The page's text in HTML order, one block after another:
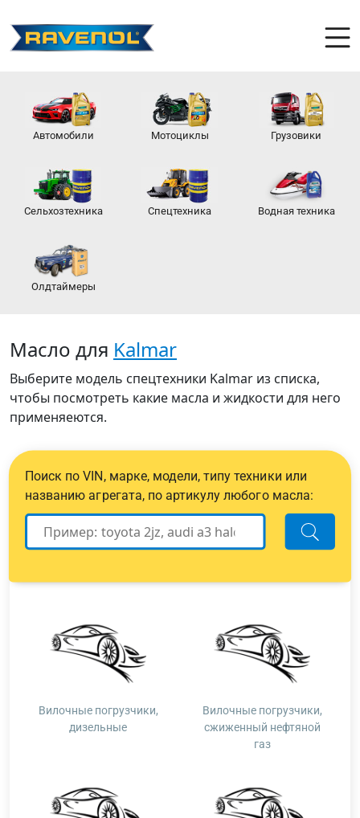
Автомобили Мотоциклы Грузовики
Сельхозтехника Спецтехника Водная техника
Олдтаймеры
Масло для Kalmar
Выберите модель спецтехники Kalmar из списка,
чтобы посмотреть какие масла и жидкости для него
применяеются.
Поиск по VIN, марке, модели, типу техники или
названию агрегата, по артикулу любого масла:
Вилочные погрузчики,
дизельные
Вилочные погрузчики,
сжиженный нефтяной
газ